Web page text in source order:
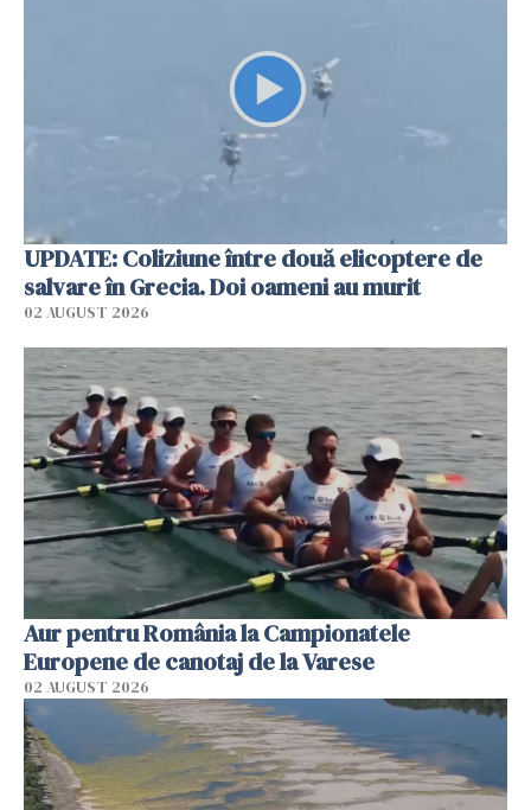
UPDATE: Coliziune între două elicoptere de
salvare în Grecia. Doi oameni au murit
02 AUGUST 2026
Aur pentru România la Campionatele
Europene de canotaj de la Varese
02 AUGUST 2026